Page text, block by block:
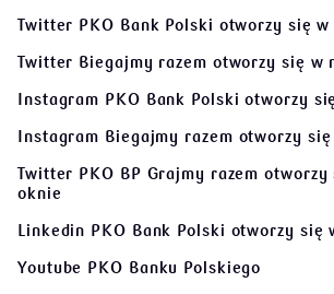
Twitter PKO Bank Polski otworzy się w
Twitter Biegajmy razem otworzy się w
Instagram PKO Bank Polski otworzy
Instagram Biegajmy razem otworzy
Twitter PKO BP Grajmy razem otworzy
oknie
Linkedin PKO Bank Polski otworzy się
Youtube PKO Banku Polskiego